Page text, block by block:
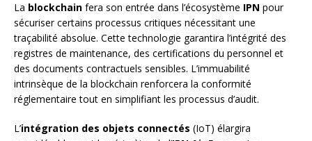
La blockchain fera son entrée dans l’écosystème IPN pour
sécuriser certains processus critiques nécessitant une
traçabilité absolue. Cette technologie garantira l’intégrité des
registres de maintenance, des certifications du personnel et
des documents contractuels sensibles. L’immuabilité
intrinsèque de la blockchain renforcera la conformité
réglementaire tout en simplifiant les processus d’audit.
L’intégration des objets connectés (IoT) élargira